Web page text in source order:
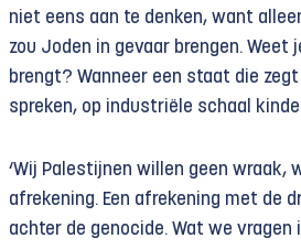
niet eens aan te denken, want
zou Joden in gevaar brengen. Weet
brengt? Wanneer een staat die
spreken, op industriële schaal
‘Wij Palestijnen willen geen wraak,
afrekening. Een afrekening met de
achter de genocide. Wat we vragen